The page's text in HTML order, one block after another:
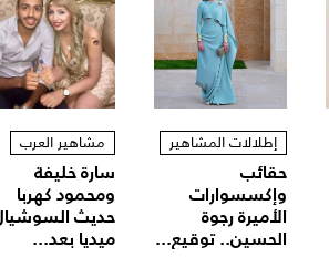
إطلالات المشاهير
حقائب
وإكسسوارات
الأميرة رجوة
الحسين.. توقيع...
مشاهير العرب
سارة خليفة
ومحمود كهربا
حديث
ميديا بعد...